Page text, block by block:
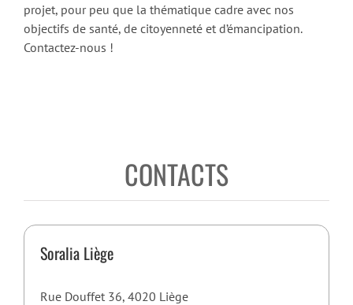
projet, pour peu que la thématique cadre avec nos
objectifs de santé, de citoyenneté et d’émancipation.
Contactez-nous !
CONTACTS
Soralia Liège
Rue Douffet 36, 4020 Liège